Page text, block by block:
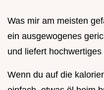
Was mir am meisten
ein ausgewogenes
und liefert hochwertiges
Wenn du auf die